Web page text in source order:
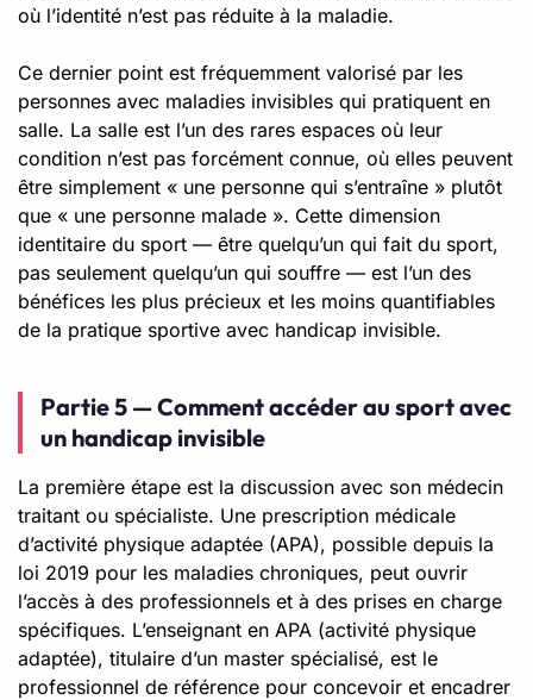
où l’identité n’est pas réduite à la maladie.
Ce dernier point est fréquemment valorisé par les
personnes avec maladies invisibles qui pratiquent en
salle. La salle est l’un des rares espaces où leur
condition n’est pas forcément connue, où elles peuvent
être simplement « une personne qui s’entraîne » plutôt
que « une personne malade ». Cette dimension
identitaire du sport — être quelqu’un qui fait du sport,
pas seulement quelqu’un qui souffre — est l’un des
bénéfices les plus précieux et les moins quantifiables
de la pratique sportive avec handicap invisible.
Partie 5 — Comment accéder au sport avec
un handicap invisible
La première étape est la discussion avec son médecin
traitant ou spécialiste. Une prescription médicale
d’activité physique adaptée (APA), possible depuis la
loi 2019 pour les maladies chroniques, peut ouvrir
l’accès à des professionnels et à des prises en charge
spécifiques. L’enseignant en APA (activité physique
adaptée), titulaire d’un master spécialisé, est le
professionnel de référence pour concevoir et encadrer